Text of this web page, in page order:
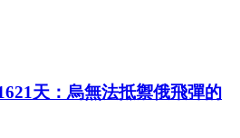
天：烏無法抵禦俄飛彈的